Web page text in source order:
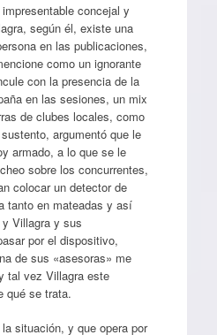
concejal y
según él, existe una
en las publicaciones,
como un ignorante
con la presencia de la
en las sesiones, un mix
de clubes locales, como
argumentó que le
armado, a lo que se le
sobre los concurrentes,
colocar un detector de
tanto en mateadas y así
Villagra y sus
por el dispositivo,
de sus «asesoras» me
tal vez Villagra este
qué se trata.
situación, y que opera por